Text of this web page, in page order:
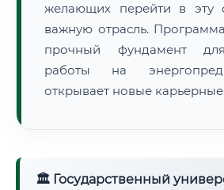
желающих перейти в эту
важную отрасль.
прочный фундамент
работы на
открывает новые
🏛 Государственный